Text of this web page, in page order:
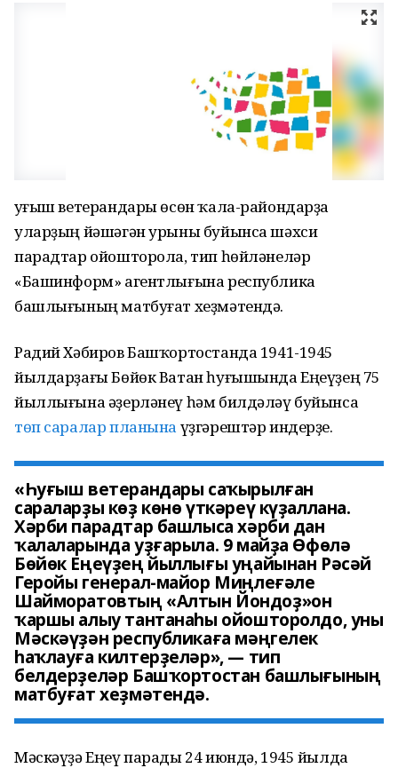
Һуғыш ветерандары өсөн ҡала-райондарҙа
уларҙың йәшәгән урыны буйынса шәхси
парадтар ойошторола, тип һөйләнеләр
«Башинформ» агентлығына республика
башлығының матбуғат хеҙмәтендә.
Радий Хәбиров Башҡортостанда 1941-1945
йылдарҙағы Бөйөк Ватан һуғышында Еңеүҙең 75
йыллығына әҙерләнеү һәм билдәләү буйынса
төп саралар планына үҙгәрештәр индерҙе.
«Һуғыш ветерандары саҡырылған
сараларҙы көҙ көнө үткәреү күҙаллана.
Хәрби парадтар башлыса хәрби дан
ҡалаларында уҙғарыла. 9 майҙа Өфөлә
Бөйөк Еңеүҙең йыллығы уңайынан Рәсәй
Геройы генерал-майор Миңлеғәле
Шайморатовтың «Алтын Йондоҙ»он
ҡаршы алыу тантанаһы ойошторолдо, уны
Мәскәүҙән республикаға мәңгелек
һаҡлауға килтерҙеләр», — тип
белдерҙеләр Башҡортостан башлығының
матбуғат хеҙмәтендә.
Мәскәүҙә Еңеү парады 24 июндә, 1945 йылда